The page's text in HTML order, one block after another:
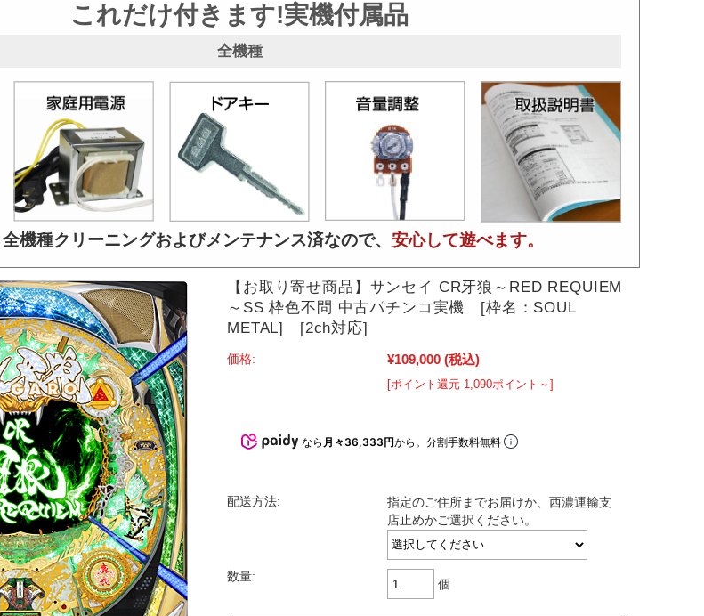
これだけ付きます!実機付属品
全機種
機種クリーニングおよびメンテナンス済なので、 安心して遊べます。
【お取り寄せ商品】サンセイ CR牙狼～RED REQUIEM
～SS 枠色不問 中古パチンコ実機 [枠名：SOUL
METAL] [2ch対応]
価格: ¥109,000 (税込)
[ポイント還元 1,090ポイント～]
なら 月々36,333円から。分割手数料無料
配送方法:
指定のご住所までお届けか、西濃運輸支
店止めかご選択ください。
数量:
個